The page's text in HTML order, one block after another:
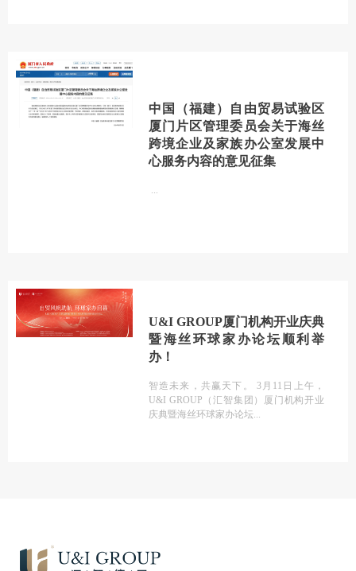
中国（福建）自由贸易试验区
厦门片区管理委员会关于海丝
跨境企业及家族办公室发展中
心服务内容的意见征集
U&I GROUP厦门机构开业庆典
暨海丝环球家办论坛顺利举
办！
智造未来，共赢天下。 3月11日上午，
U&I GROUP（汇智集团）厦门机构开业
庆典暨海丝环球家办论坛